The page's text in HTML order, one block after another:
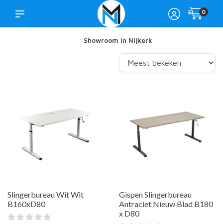
0
Showroom in Nijkerk
Slingerbureau Wit Wit
B160xD80
Gispen Slingerbureau
Antraciet Nieuw Blad B180
x D80